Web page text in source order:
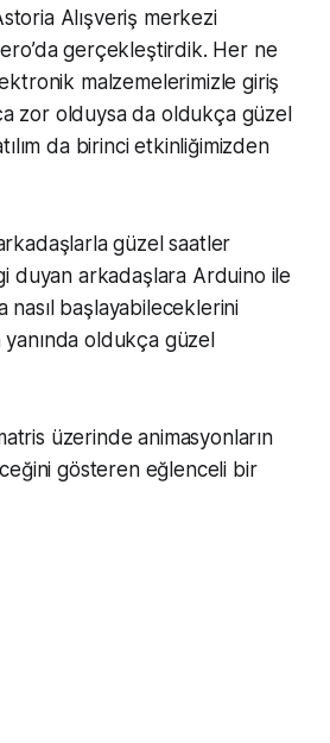
Alışveriş merkezi
gerçekleştirdik. Her ne
malzemelerimizle giriş
zor olduysa da oldukça güzel
da birinci etkinliğimizden
güzel saatler
duyan arkadaşlara Arduino ile
nasıl başlayabileceklerini
oldukça güzel
üzerinde animasyonların
gösteren eğlenceli bir